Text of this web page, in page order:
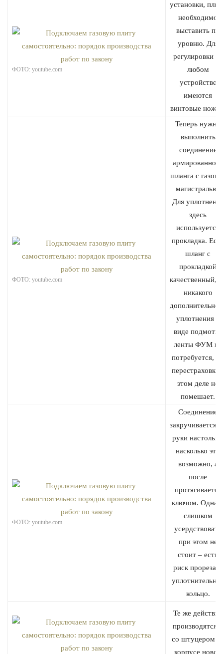
ФОТО: youtube.com
установки,
необходимо
выставить по
уровню. Для
регулировки на
любом
устройстве
имеются
винтовые
ФОТО: youtube.com
Теперь нужно
выполнить
соединение
армированного
шланга с
магистралью.
Для
здесь
используется
прокладка.
шланг с
прокладкой
качественный,
никакого
уплотнения в
виде подмотки
ленты ФУМ не
потребуется,
перестраховка
этом деле не
помешает.
ФОТО: youtube.com
Соединение
закручивается
руки
насколько это
возможно, а
после
протягивается
ключом.
слишком
усердствовать
при этом не
стоит – есть
риск прорезать
кольцо.
Те же действия
производятся и
со штуцером
корпусе новой